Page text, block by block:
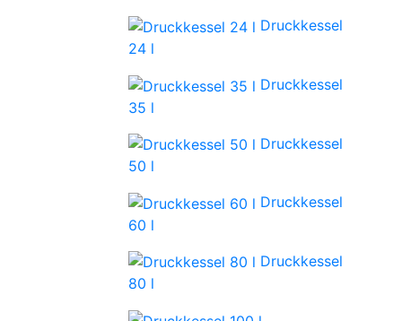
Druckkessel
24 l
Druckkessel
35 l
Druckkessel
50 l
Druckkessel
60 l
Druckkessel
80 l